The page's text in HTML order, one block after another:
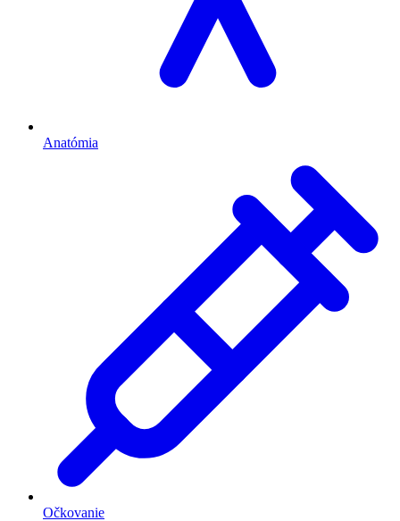
Anatómia
Očkovanie